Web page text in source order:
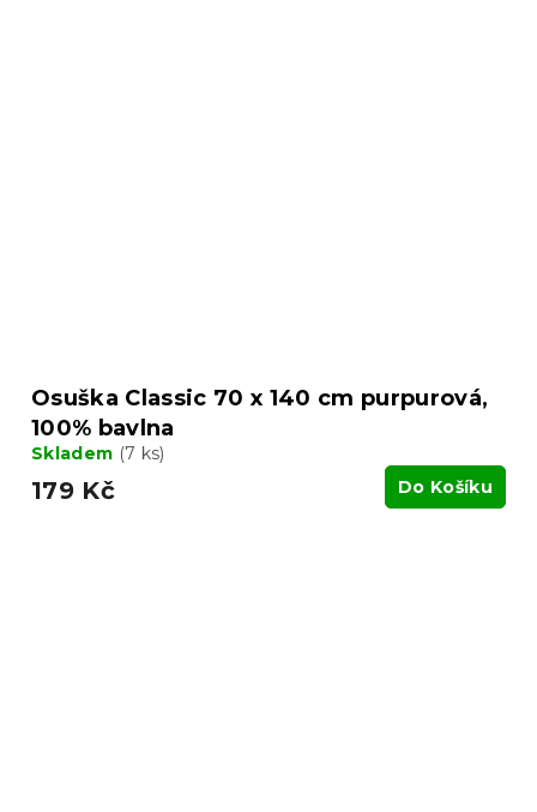
Osuška Classic 70 x 140 cm purpurová,
100% bavlna
Skladem (7 ks)
179 Kč Do Košíku